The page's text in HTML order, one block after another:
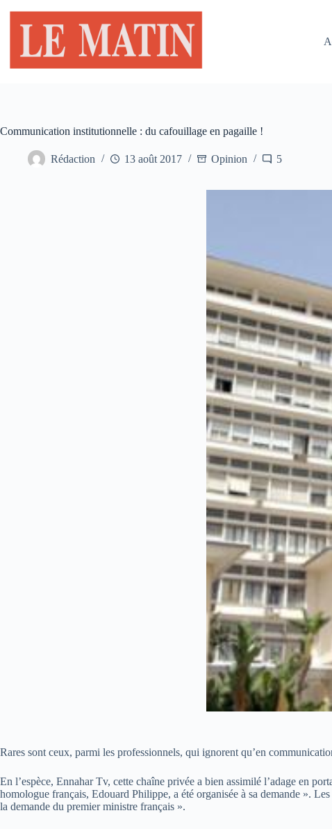
contenu
Communication institutionnelle : du cafouillage en pagaille !
Rédaction 13 août 2017 Opinion 5
Rares sont ceux, parmi les professionnels, qui ignorent qu’en
En l’espèce, Ennahar Tv, cette chaîne privée a bien assimilé l’adage en
homologue français, Edouard Philippe, a été organisée à sa demande ».
la demande du premier ministre français ».